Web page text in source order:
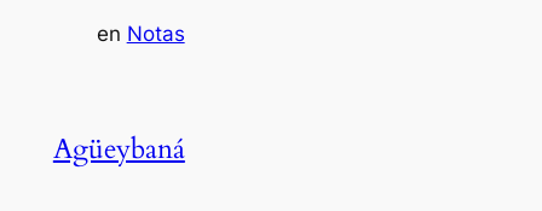
en Notas
Agüeybaná